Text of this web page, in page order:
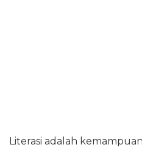
Literasi adalah